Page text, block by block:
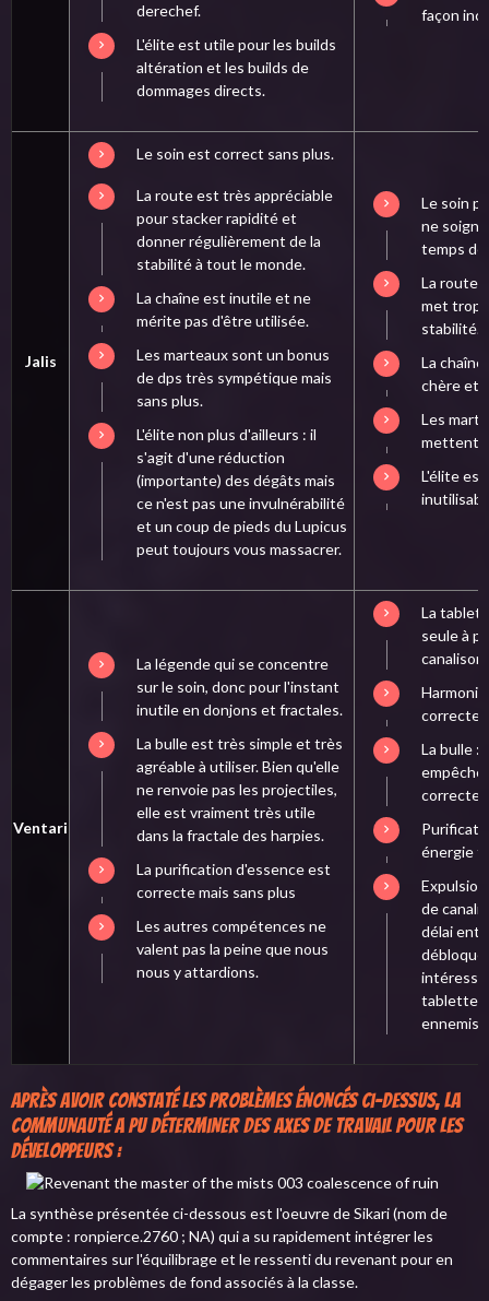
derechef.
L'élite est utile pour les builds
altération et les builds de
dommages directs.
façon
Jalis
Le soin est correct sans plus.
La route est très appréciable
pour stacker rapidité et
donner régulièrement de la
stabilité à tout le monde.
La chaîne est inutile et ne
mérite pas d'être utilisée.
Les marteaux sont un bonus
de dps très sympétique mais
sans plus.
L'élite non plus d'ailleurs : il
s'agit d'une réduction
(importante) des dégâts mais
ce n'est pas une invulnérabilité
et un coup de pieds du Lupicus
peut toujours vous massacrer.
Le soin
ne
temps
La route
met trop
stabilité.
La
chère et
Les
mettent
L'élite
Ventari
La légende qui se concentre
sur le soin, donc pour l'instant
inutile en donjons et fractales.
La bulle est très simple et très
agréable à utiliser. Bien qu'elle
ne renvoie pas les projectiles,
elle est vraiment très utile
dans la fractale des harpies.
La purification d'essence est
correcte mais sans plus
Les autres compétences ne
valent pas la peine que nous
nous y attardions.
La
seule à
correcte.
La bulle :
empêche
énergie
de
délai
tablette
ennemis).
Après avoir constaté les problèmes énoncés ci-dessus, la
communauté a pu déterminer des axes de travail pour les
développeurs :
La synthèse présentée ci-dessous est l'oeuvre de Sikari (nom de
compte : ronpierce.2760 ; NA) qui a su rapidement intégrer les
commentaires sur l'équilibrage et le ressenti du revenant pour en
dégager les problèmes de fond associés à la classe.